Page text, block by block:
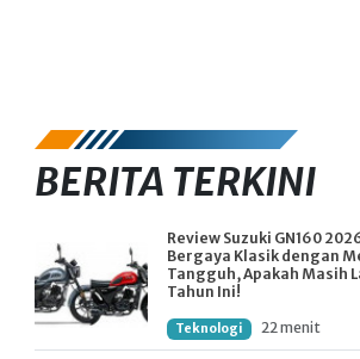
BERITA TERKINI
Review Suzuki GN160
Bergaya Klasik dengan
Tangguh, Apakah Masih
Tahun Ini!
Teknologi 22 menit